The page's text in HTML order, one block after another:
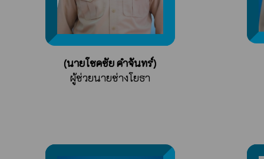
(นายโชคชัย คำจันทร์)
ผู้ช่วยนายช่างโยธา